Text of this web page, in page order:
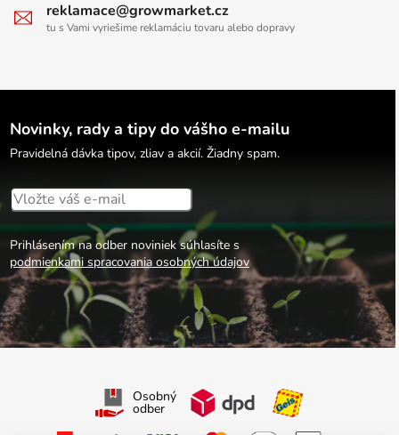
reklamace@growmarket.cz
tu s Vami vyriešime reklamáciu tovaru alebo dopravy
Novinky, rady a tipy do vášho e-mailu
Pravidelná dávka tipov, zliav a akcií. Žiadny spam.
Prihlásením na odber noviniek súhlasíte s
podmienkami spracovania osobných údajov
Osobný
odber